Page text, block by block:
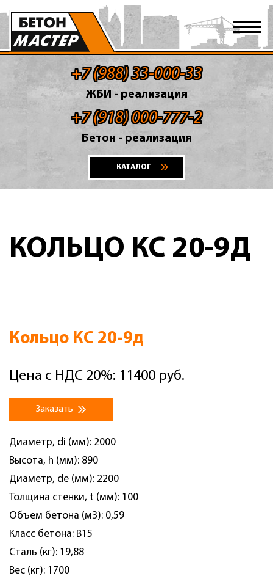
+7 (988) 33-000-33
ЖБИ - реализация
+7 (918) 000-777-2
Бетон - реализация
КАТАЛОГ
КОЛЬЦО КС 20-9Д
Кольцо КС 20-9д
Цена с НДС 20%: 11400 руб.
Заказать
Диаметр, di (мм): 2000
Высота, h (мм): 890
Диаметр, de (мм): 2200
Толщина стенки, t (мм): 100
Объем бетона (м3): 0,59
Класс бетона: B15
Сталь (кг): 19,88
Вес (кг): 1700